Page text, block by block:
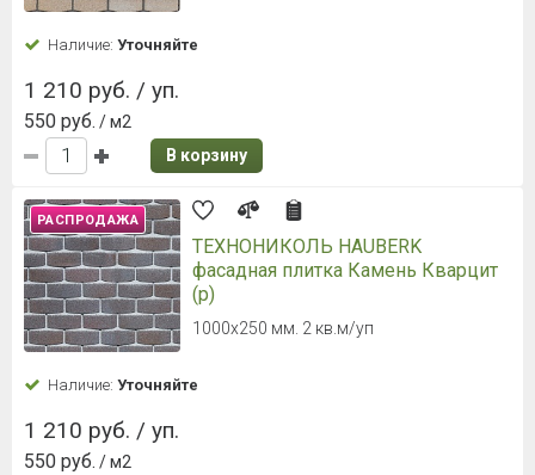
Наличие: Уточняйте
1 210 руб. / уп.
550 руб. / м2
В корзину
РАСПРОДАЖА
ТЕХНОНИКОЛЬ HAUBERK
фасадная плитка Камень Кварцит
(р)
1000х250 мм. 2 кв.м/уп
Наличие: Уточняйте
1 210 руб. / уп.
550 руб. / м2